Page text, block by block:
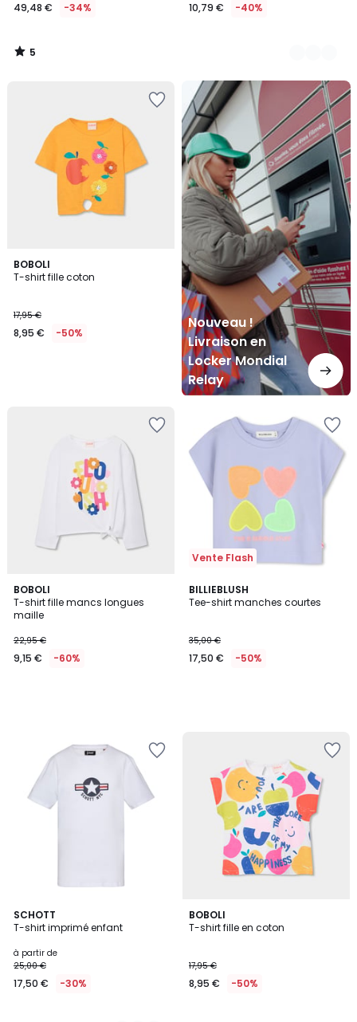
49,48 € -34%
5
/
10,79 € -40%
BOBOLI
T-shirt fille coton
17,95 €
8,95 € -50%
Nouveau !
Livraison en
Locker Mondial
Relay
Nouveau
Livraison
en
Locker
Mondial
Relay
BOBOLI
T-shirt fille mancs longues
maille
22,95 €
9,15 € -60%
Vente Flash
BILLIEBLUSH
Tee-shirt manches courtes
35,00 €
17,50 € -50%
SCHOTT
T-shirt imprimé enfant
à partir de
25,00 €
17,50 € -30%
6
Couleurs
BOBOLI
T-shirt fille en coton
17,95 €
8,95 € -50%